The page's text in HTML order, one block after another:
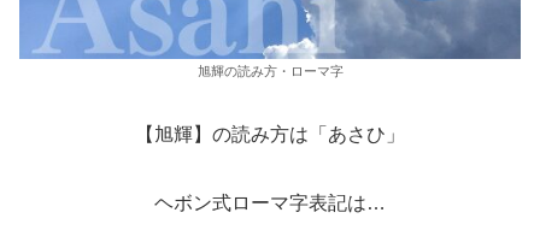
旭輝の読み方・ローマ字
【旭輝】の読み方は「あさひ」
ヘボン式ローマ字表記は…